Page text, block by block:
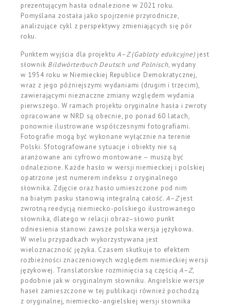
prezentującym hasła odnalezione w 2021 roku.
Pomyślana została jako spojrzenie przyrodnicze,
analizujące cykl z perspektywy zmieniających się pór
roku.
Punktem wyjścia dla projektuA–Z (Gabloty edukcyjne) jest
słownik Bildwörterbuch Deutsch und Polnisch, wydany
w 1954 roku w Niemieckiej Republice Demokra­tycznej,
wraz z jego późniejszymi wydaniami (drugim i trzecim),
zawierającymi nieznaczne zmiany względem wydania
pierwszego. W ramach projektu oryginalne hasła i zwroty
opracowane w NRD są obecnie, po ponad 60 latach,
ponownie ilustrowane współczesnymi fotografiami.
Fotografie mogą być wykonane wyłącznie na terenie
Polski. Sfotografowane sytuacje i obiekty nie są
aranżowane ani cyfrowo montowane – muszą być
odnalezione. Każde hasło w wersji niemieckiej i polskiej
opatrzone jest numerem indeksu z oryginalnego
słownika. Zdjęcie oraz hasło umieszczone pod nim
na białym pasku stanowią integralną całość.A–Zjest
zwrotną reedycją niemiecko-polskiego ilustrowanego
słownika, dlatego w relacji obraz–słowo punkt
odniesienia stanowi zawsze polska wersja językowa.
W wielu przypadkach wykorzystywana jest
wieloznaczność języka. Czasem skutkuje to efektem
rozbieżności znaczeniowych względem niemieckiej wersji
językowej. Translatorskie rozminięcia są częściąA–Z,
podobnie jak w oryginalnym słowniku. Angielskie wersje
haseł zamieszczone w tej publikacji również pochodzą
z oryginalnej, niemiecko-angielskiej wersji słownika